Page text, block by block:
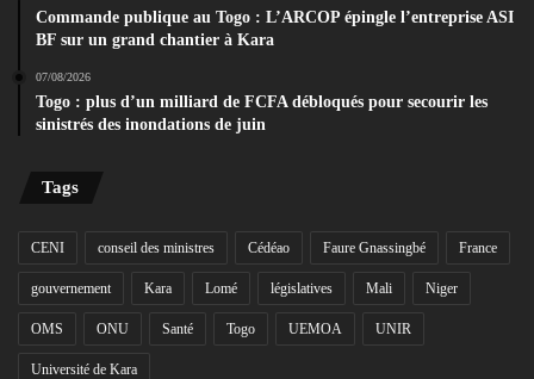
Commande publique au Togo : L’ARCOP épingle l’entreprise ASI
BF sur un grand chantier à Kara
07/08/2026
Togo : plus d’un milliard de FCFA débloqués pour secourir les
sinistrés des inondations de juin
Tags
CENI conseil des ministres Cédéao Faure Gnassingbé France
gouvernement Kara Lomé législatives Mali Niger
OMS ONU Santé Togo UEMOA UNIR
Université de Kara